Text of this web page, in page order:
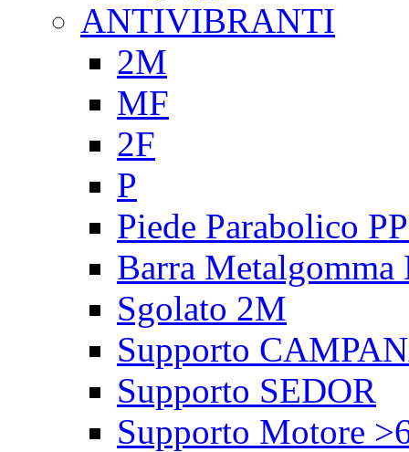
ANTIVIBRANTI
2M
MF
2F
P
Piede Parabolico
Barra Metalgomma
Sgolato 2M
Supporto
Supporto SEDOR
Supporto Motore